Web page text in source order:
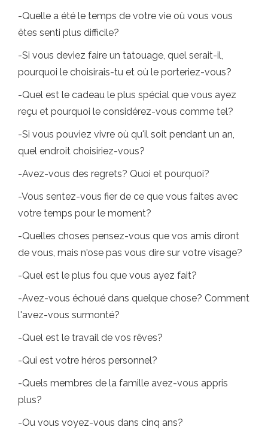
-Quelle a été le temps de votre vie où vous vous
êtes senti plus difficile?
-Si vous deviez faire un tatouage, quel serait-il,
pourquoi le choisirais-tu et où le porteriez-vous?
-Quel est le cadeau le plus spécial que vous ayez
reçu et pourquoi le considérez-vous comme tel?
-Si vous pouviez vivre où qu'il soit pendant un an,
quel endroit choisiriez-vous?
-Avez-vous des regrets? Quoi et pourquoi?
-Vous sentez-vous fier de ce que vous faites avec
votre temps pour le moment?
-Quelles choses pensez-vous que vos amis diront
de vous, mais n'ose pas vous dire sur votre visage?
-Quel est le plus fou que vous ayez fait?
-Avez-vous échoué dans quelque chose? Comment
l'avez-vous surmonté?
-Quel est le travail de vos rêves?
-Qui est votre héros personnel?
-Quels membres de la famille avez-vous appris
plus?
-Ou vous voyez-vous dans cinq ans?